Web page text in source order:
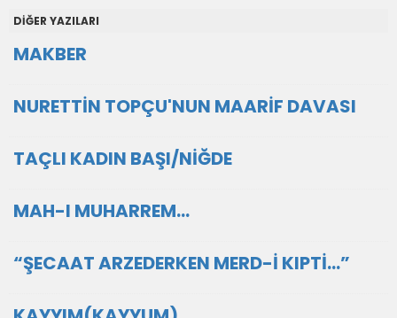
DİĞER YAZILARI
MAKBER
NURETTİN TOPÇU'NUN MAARİF DAVASI
TAÇLI KADIN BAŞI/NİĞDE
MAH-I MUHARREM…
“ŞECAAT ARZEDERKEN MERD-İ KIPTİ…”